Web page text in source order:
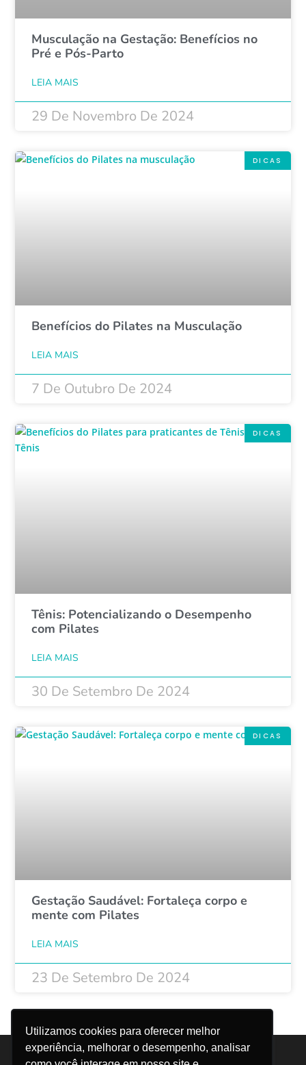
Utilizamos cookies para oferecer melhor
experiência, melhorar o desempenho, analisar
Musculação na Gestação: Benefícios no
Pré e Pós-Parto
LEIA MAIS
29 De Novembro De 2024
DICAS
Benefícios do Pilates na Musculação
LEIA MAIS
7 De Outubro De 2024
DICAS
Tênis: Potencializando o Desempenho
com Pilates
LEIA MAIS
30 De Setembro De 2024
DICAS
Gestação Saudável: Fortaleça corpo e
mente com Pilates
LEIA MAIS
23 De Setembro De 2024
Trabalhe Conosco
Canal do Colaborador